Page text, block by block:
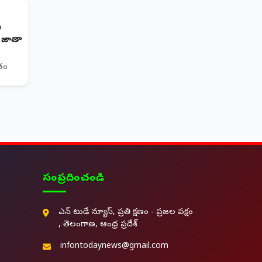
జాతా
సంప్రదించండి
ఎన్ టుడే న్యూస్, ప్రతి క్షణం - ప్రజల పక్షం
, తెలంగాణ, ఆంధ్ర ప్రదేశ్
infontodaynews@gmail.com